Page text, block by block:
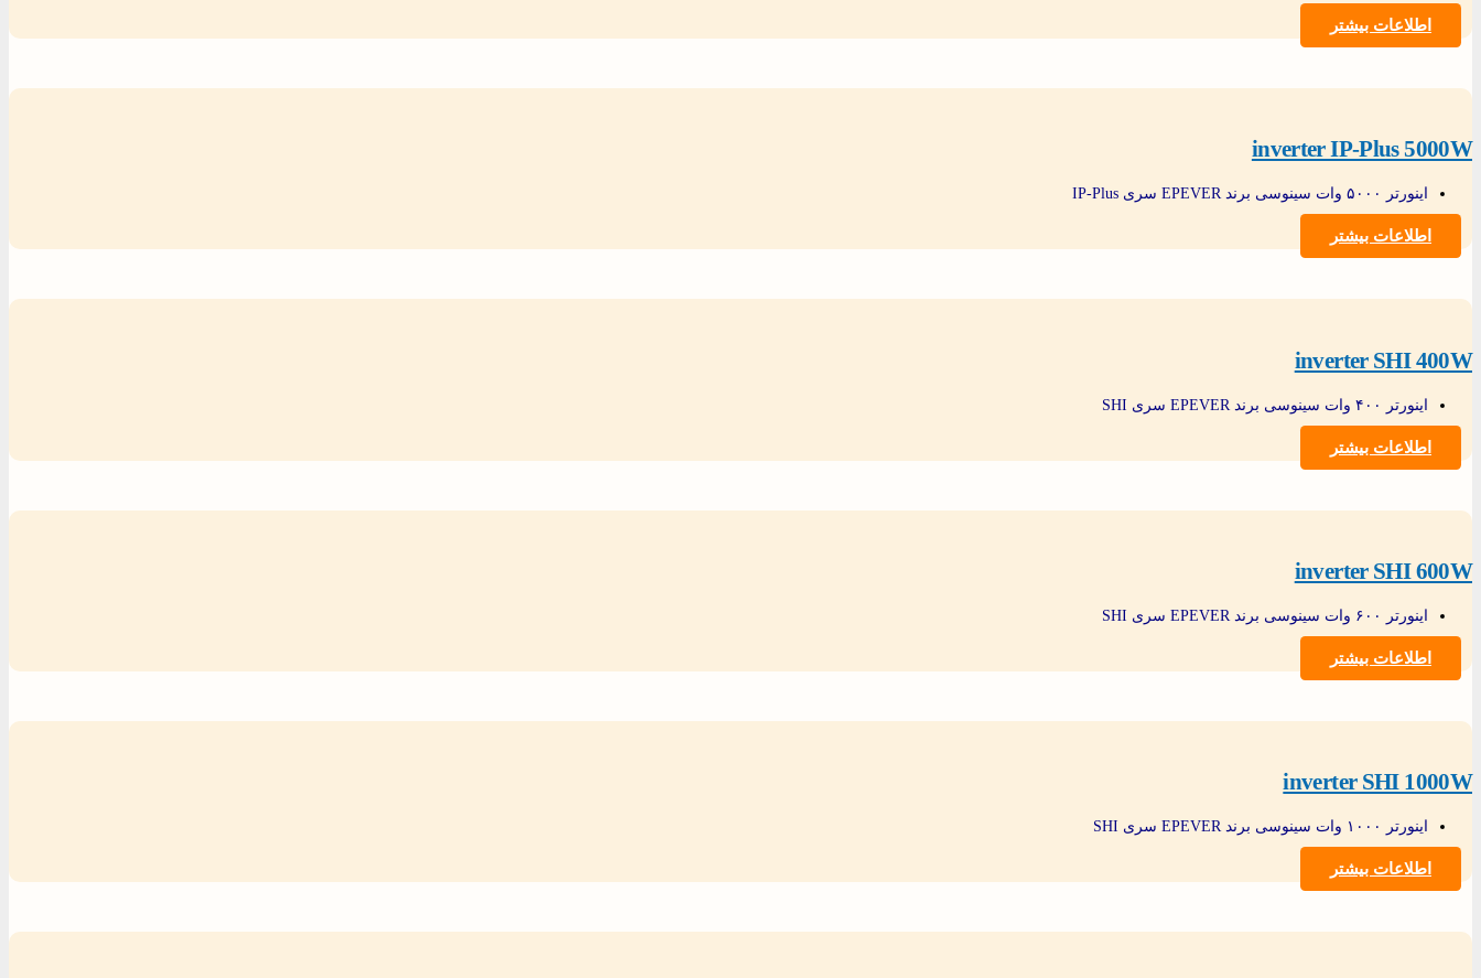
اطلاعات بیشتر
inverter IP-Plus 5000W
اینورتر ۵۰۰۰ وات سینوسی برند EPEVER سری IP-Plus
اطلاعات بیشتر
inverter SHI 400W
اینورتر ۴۰۰ وات سینوسی برند EPEVER سری SHI
اطلاعات بیشتر
inverter SHI 600W
اینورتر ۶۰۰ وات سینوسی برند EPEVER سری SHI
اطلاعات بیشتر
inverter SHI 1000W
اینورتر ۱۰۰۰ وات سینوسی برند EPEVER سری SHI
اطلاعات بیشتر